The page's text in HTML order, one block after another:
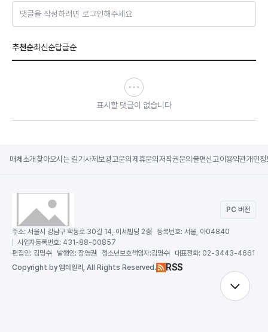
댓글을 작성하려면 로그인해주세요
추천순최신순답글순
표시할 댓글이 없습니다
매체소개 찾아오시는 길기사제보광고문의 제휴문의 저작권문의 불편신고이용약관개인정
PC 버전
주소: 서울시 강남구 학동로 30길 14, 이세빌딩 2층 등록번호: 서울, 아04840
사업자등록번호: 431-88-00857
편집인: 김명수 발행인: 장영권 청소년보호책임자:김명수 대표전화: 02-3443-4661
Copyright by 엠데일리, All Rights Reserved. RSS